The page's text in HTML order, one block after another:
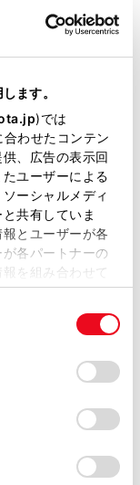
ます。
)では
わせたコンテン
、広告の表示回
ユーザーによる
ーシャルメディ
共有していま
とユーザーが各
各パートナーの
を組み合わせて
使用を続行する
されることに同
のオプトアウト、
っては、当社の
て
」をご覧くだ